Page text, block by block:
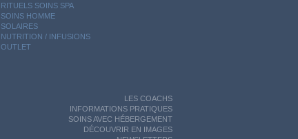
RITUELS SOINS SPA
SOINS HOMME
SOLAIRES
NUTRITION / INFUSIONS
OUTLET
LES COACHS
INFORMATIONS PRATIQUES
SOINS AVEC HÉBERGEMENT
DÉCOUVRIR EN IMAGES